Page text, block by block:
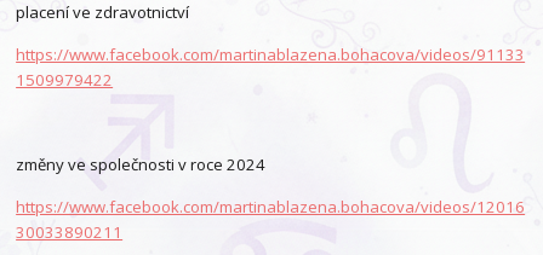
placení ve zdravotnictví
https://www.facebook.com/martinablazena.bohacova/videos/91133
1509979422
změny ve společnosti v roce 2024
https://www.facebook.com/martinablazena.bohacova/videos/12016
30033890211